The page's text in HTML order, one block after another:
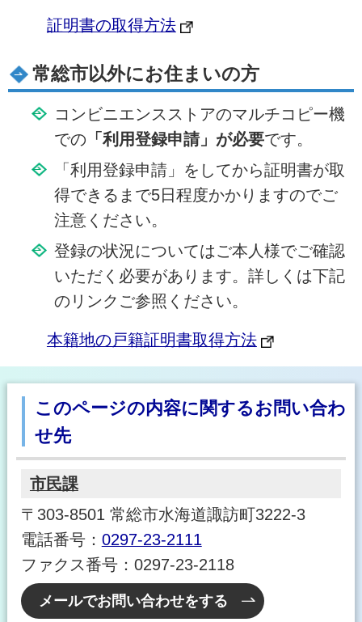
証明書の取得方法
常総市以外にお住まいの方
コンビニエンスストアのマルチコピー機
での 「利用登録申請」が必要です。
「利用登録申請」をしてから証明書が取
得できるまで5日程度かかりますのでご
注意ください。
登録の状況についてはご本人様でご確認
いただく必要があります。詳しくは下記
のリンクご参照ください。
本籍地の戸籍証明書取得方法
このページの内容に関するお問い合わ
せ先
市民課
〒303-8501 常総市水海道諏訪町3222-3
電話番号： 0297-23-2111
ファクス番号：0297-23-2118
メールでお問い合わせをする